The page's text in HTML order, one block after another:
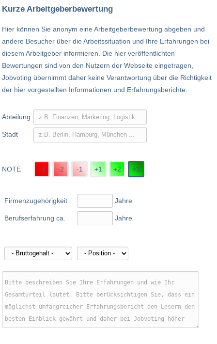
Kurze Arbeitgeberbewertung
Hier können Sie anonym eine Arbeitgeberbewertung abgeben und
andere Besucher über die Arbeitssituation und Ihre Erfahrungen bei
diesem Arbeitgeber informieren. Die hier veröffentlichten
Bewertungen sind von den Nutzern der Webseite eingetragen,
Jobvoting übernimmt daher keine Verantwortung über die Richtigkeit
der hier vorgestellten Informationen und Erfahrungsberichte.
Abteilung
Stadt
NOTE -3 -2 -1 +1 +2 +3
Firmenzugehörigkeit
Berufserfahrung ca.
Jahre
Jahre